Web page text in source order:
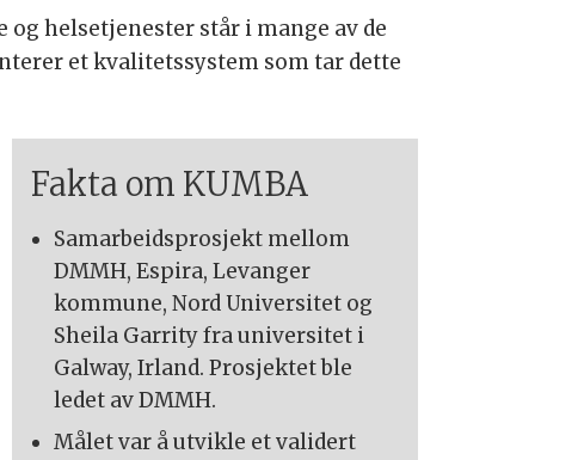
helsetjenester står i mange av de
et kvalitetssystem som tar dette
Fakta om KUMBA
Samarbeidsprosjekt mellom
DMMH, Espira, Levanger
kommune, Nord Universitet og
Sheila Garrity fra universitet i
Galway, Irland. Prosjektet ble
ledet av DMMH.
Målet var å utvikle et validert